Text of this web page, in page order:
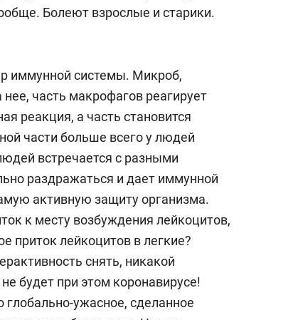
Болеют взрослые и старики.
иммунной системы. Микроб,
часть макрофагов реагирует
реакция, а часть становится
части больше всего у людей
встречается с разными
раздражаться и дает иммунной
активную защиту организма.
к месту возбуждения лейкоцитов,
приток лейкоцитов в легкие?
снять, никакой
будет при этом коронавирусе!
глобально-ужасное, сделанное